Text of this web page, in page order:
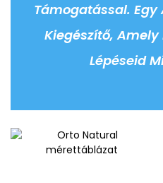
Támogatással. Egy
Kiegészítő,
Lépéseid